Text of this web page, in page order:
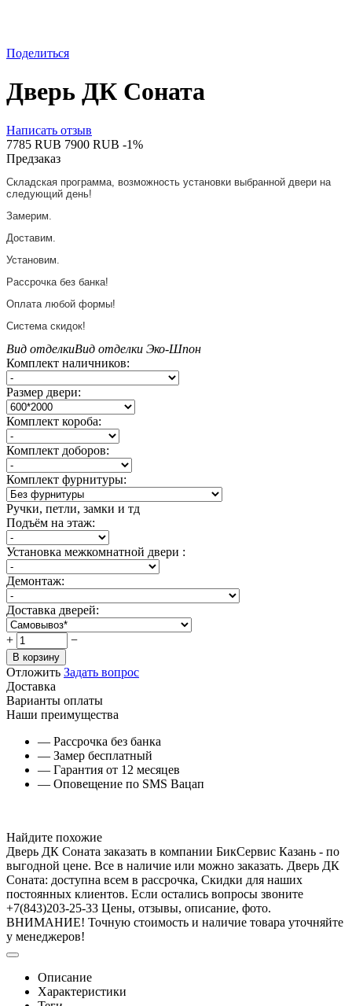
Поделиться
Дверь ДК Соната
Написать отзыв
‍7785‍ RUB ‍7900‍ RUB -1%
Предзаказ
Складская программа, возможность установки выбранной двери на
следующий день!
Замерим.
Доставим.
Установим.
Рассрочка без банка!
Оплата любой формы!
Система скидок!
Вид отделкиВид отделки Эко-Шпон
Комплект наличников:
Размер двери:
Комплект короба:
Комплект доборов:
Комплект фурнитуры:
Ручки, петли, замки и тд
Подъём на этаж:
Установка межкомнатной двери :
Демонтаж:
Доставка дверей:
+ −
В корзину
Отложить Задать вопрос
Доставка
Варианты оплаты
Наши преимущества
— Рассрочка без банка
— Замер бесплатный
— Гарантия от 12 месяцев
— Оповещение по SMS Вацап
Найдите похожие
Дверь ДК Соната заказать в компании БикСервис Казань - по
выгодной цене. Все в наличие или можно заказать. Дверь ДК
Соната: доступна всем в рассрочка, Скидки для наших
постоянных клиентов. Если остались вопросы звоните
+7(843)203-25-33 Цены, отзывы, описание, фото.
ВНИМАНИЕ! Точную стоимость и наличие товара уточняйте
у менеджеров!
Описание
Характеристики